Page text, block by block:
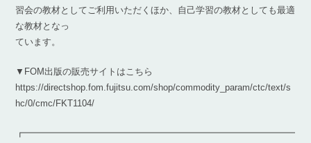
習会の教材としてご利用いただくほか、自己学習の教材としても最適
な教材となっ
ています。
▼FOM出版の販売サイトはこちら
https://directshop.fom.fujitsu.com/shop/commodity_param/ctc/text/s
hc/0/cmc/FKT1104/
┏━━━━━━━━━━━━━━━━━━━━━━━━━━━━━━